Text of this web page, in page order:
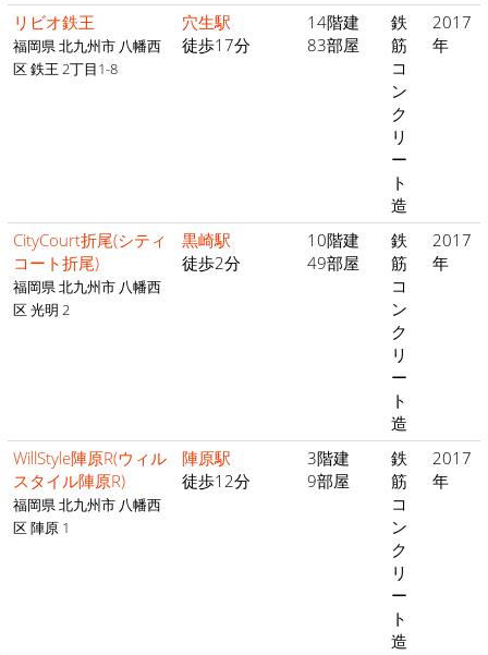
リビオ鉄王
福岡県 北九州市 八幡西
区 鉄王 2丁目1-8
穴生駅
徒歩17分
14階建
83部屋
鉄
筋
コ
ン
ク
リ
ー
ト
造
2017
年
CityCourt折尾(シティ
コート折尾)
福岡県 北九州市 八幡西
区 光明 2
黒崎駅
徒歩2分
10階建
49部屋
鉄
筋
コ
ン
ク
リ
ー
ト
造
2017
年
WillStyle陣原R(ウィル
スタイル陣原R)
福岡県 北九州市 八幡西
区 陣原 1
陣原駅
徒歩12分
3階建
9部屋
鉄
筋
コ
ン
ク
リ
ー
ト
造
2017
年